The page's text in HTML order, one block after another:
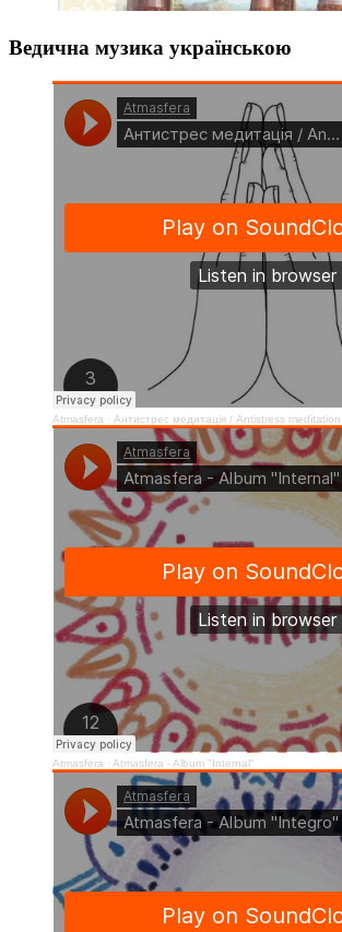
Ведична музика українською
Atmasfera · Антистрес медитація / Аntistress meditation
Atmasfera · Atmasfera - Album "Internal"